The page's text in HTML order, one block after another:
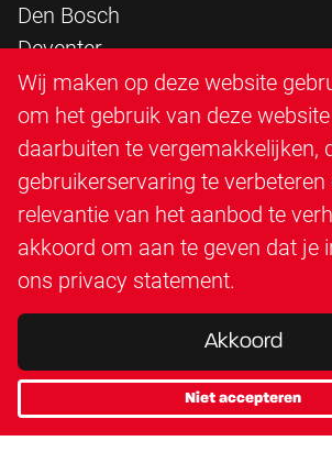
Den Bosch
Deventer
Epe
Sittard
Triangle Infra
Triangle Steigerbouw
Utrecht
Veenendaal
Zutphen
Wij maken op deze website
om het gebruik van deze
daarbuiten te vergemakkelijken,
gebruikerservaring te verbeteren
relevantie van het aanbod te
akkoord om aan te geven dat je
ons privacy statement.
Akkoord
Niet accepteren